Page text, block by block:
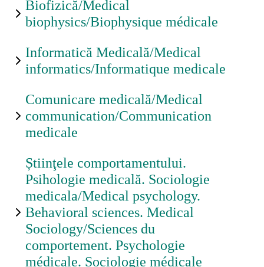
Grupe
studenți
Ajutor
Formular
de
contact
Biofizică/Medical
biophysics/Biophysique médicale
Informatică Medicală/Medical
informatics/Informatique medicale
Comunicare medicală/Medical
communication/Communication
medicale
Știinţele comportamentului.
Psihologie medicală. Sociologie
medicala/Medical psychology.
Behavioral sciences. Medical
Sociology/Sciences du
comportement. Psychologie
médicale. Sociologie médicale